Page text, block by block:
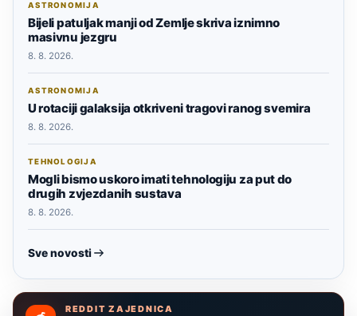
ASTRONOMIJA
Bijeli patuljak manji od Zemlje skriva iznimno
masivnu jezgru
8. 8. 2026.
ASTRONOMIJA
U rotaciji galaksija otkriveni tragovi ranog svemira
8. 8. 2026.
TEHNOLOGIJA
Mogli bismo uskoro imati tehnologiju za put do
drugih zvjezdanih sustava
8. 8. 2026.
Sve novosti
REDDIT ZAJEDNICA